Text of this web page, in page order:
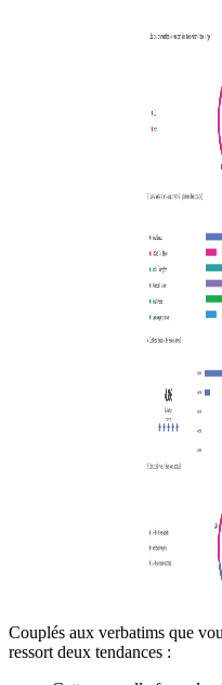
Couplés aux verbatims que
ressort deux tendances :